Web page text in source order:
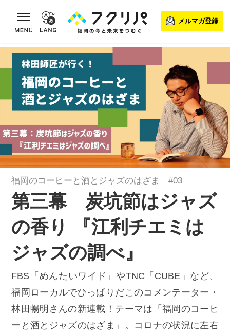
toggle navigation
メルマガ登録
福岡のコーヒーと酒とジャズのはざま #03
第三幕 炭坑節はジャズ
の香り 『江利チエミは
ジャズの調べ』
FBS「めんたいワイド」やTNC「CUBE」など、
福岡ローカルでひっぱりだこのコメンテーター・
林田暢明さんの新連載！テーマは「福岡のコーヒ
ーと酒とジャズのはざま」。コロナの状況に左右